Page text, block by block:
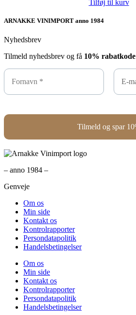
Tilføj til kurv
ARNAKKE VINIMPORT anno 1984
Nyhedsbrev
Tilmeld nyhedsbrev og få 10% rabatkode
– anno 1984 –
Genveje
Om os
Min side
Kontakt os
Kontrolrapporter
Persondatapolitik
Handelsbetingelser
Om os
Min side
Kontakt os
Kontrolrapporter
Persondatapolitik
Handelsbetingelser